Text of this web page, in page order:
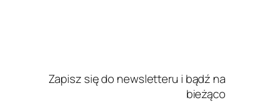
Zapisz się do newsletteru i bądź na
bieżąco